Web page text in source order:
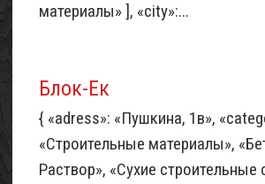
материалы» ], «city»:...
Блок-Ек
{ «adress»: «Пушкина, 1в»,
«Строительные материалы»,
Раствор», «Сухие строительные